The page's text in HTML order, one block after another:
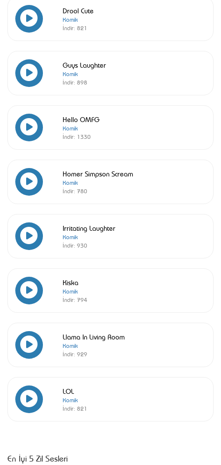
Drool Cute
Komik
İndir: 821
Guys Laughter
Komik
İndir: 898
Hello OMFG
Komik
İndir: 1330
Homer Simpson Scream
Komik
İndir: 780
Irritating Laughter
Komik
İndir: 930
Kiska
Komik
İndir: 794
Llama In Living Room
Komik
İndir: 929
LOL
Komik
İndir: 821
En İyi 5 Zil Sesleri